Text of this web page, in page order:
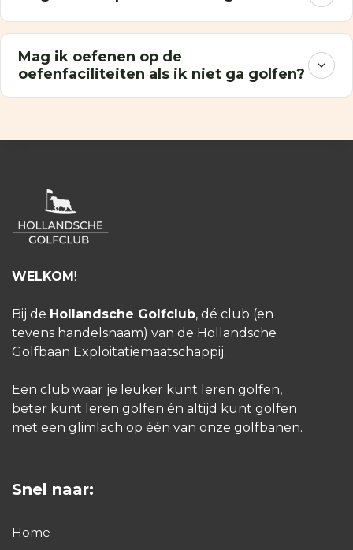
Mag ik oefenen op de
oefenfaciliteiten als ik niet ga golfen?
WELKOM !
Bij de Hollandsche Golfclub, dé club (en
tevens handelsnaam) van de Hollandsche
Golfbaan Exploitatiemaatschappij.
Een club waar je leuker kunt leren golfen,
beter kunt leren golfen én altijd kunt golfen
met een glimlach op één van onze golfbanen.
Snel naar:
Home